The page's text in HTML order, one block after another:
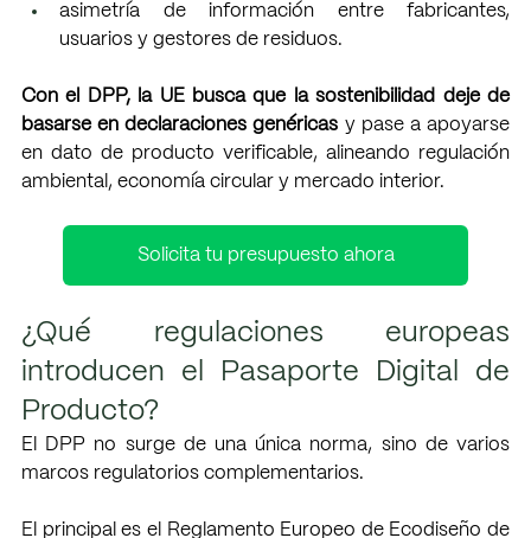
asimetría de información entre fabricantes,
usuarios y gestores de residuos.
Con el DPP, la UE busca que la sostenibilidad deje de
basarse en declaraciones genéricas y pase a apoyarse
en dato de producto verificable, alineando regulación
ambiental, economía circular y mercado interior.
Solicita tu presupuesto ahora
¿Qué regulaciones europeas
introducen el Pasaporte Digital de
Producto?
El DPP no surge de una única norma, sino de varios
marcos regulatorios complementarios.
El principal es el Reglamento Europeo de Ecodiseño de